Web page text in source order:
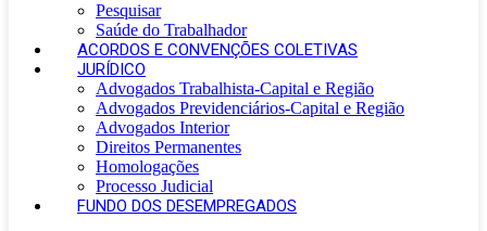
Pesquisar
Saúde do Trabalhador
ACORDOS E CONVENÇÕES COLETIVAS
JURÍDICO
Advogados Trabalhista-Capital e Região
Advogados Previdenciários-Capital e Região
Advogados Interior
Direitos Permanentes
Homologações
Processo Judicial
FUNDO DOS DESEMPREGADOS